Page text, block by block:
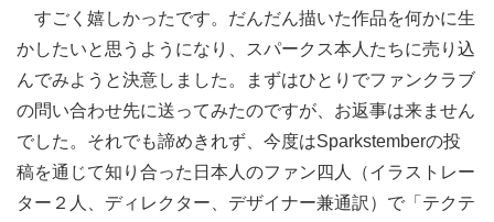
すごく嬉しかったです。だんだん描いた作品を何かに生
かしたいと思うようになり、スパークス本人たちに売り込
んでみようと決意しました。まずはひとりでファンクラブ
の問い合わせ先に送ってみたのですが、お返事は来ません
でした。それでも諦めきれず、今度はSparkstemberの投
稿を通じて知り合った日本人のファン四人（イラストレー
ター２人、ディレクター、デザイナー兼通訳）で「テクテ